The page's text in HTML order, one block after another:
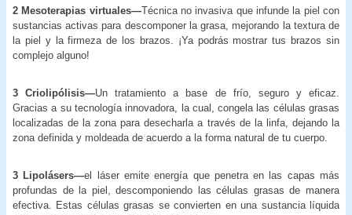
2 Mesoterapias virtuales—Técnica no invasiva que infunde la piel con
sustancias activas para descomponer la grasa, mejorando la textura de
la piel y la firmeza de los brazos. ¡Ya podrás mostrar tus brazos sin
complejo alguno!
3 Criolipólisis—Un tratamiento a base de frío, seguro y eficaz.
Gracias a su tecnología innovadora, la cual, congela las células grasas
localizadas de la zona para desecharla a través de la linfa, dejando la
zona definida y moldeada de acuerdo a la forma natural de tu cuerpo.
3 Lipolásers—el láser emite energía que penetra en las capas más
profundas de la piel, descomponiendo las células grasas de manera
efectiva. Estas células grasas se convierten en una sustancia líquida